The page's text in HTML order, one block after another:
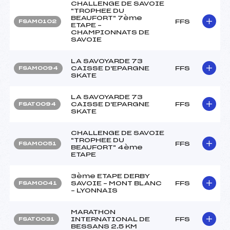
FSAM0102
CHALLENGE DE SAVOIE
"TROPHEE DU
BEAUFORT" 7ème
ETAPE –
CHAMPIONNATS DE
SAVOIE
FFS
FSAM0094
LA SAVOYARDE 73
CAISSE D'EPARGNE
SKATE
FFS
FSAT0094
LA SAVOYARDE 73
CAISSE D'EPARGNE
SKATE
FFS
FSAM0051
CHALLENGE DE SAVOIE
"TROPHEE DU
BEAUFORT" 4ème
ETAPE
FFS
FSAM0041
3ème ETAPE DERBY
SAVOIE – MONT BLANC
– LYONNAIS
FFS
FSAT0031
MARATHON
INTERNATIONAL DE
BESSANS 2.5 KM
FFS